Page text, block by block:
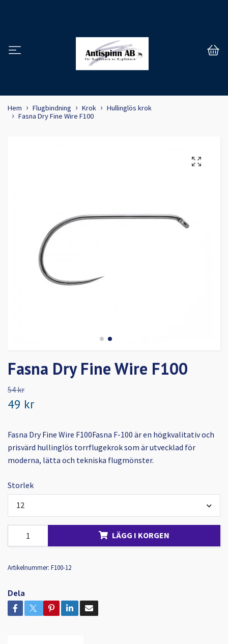
Hem Flugbindning Krok
Hullinglös krok
Fasna Dry Fine Wire F100
Fasna Dry Fine Wire F100
54 kr
49 kr
Fasna Dry Fine Wire F100Fasna F-100 är en högkvalitativ och
prisvärd hullinglös torrflugekrok som är utvecklad för
moderna, lätta och tekniska flugmönster.
Storlek
12
LÄGG I KORGEN
Artikelnummer: F100-12
Dela